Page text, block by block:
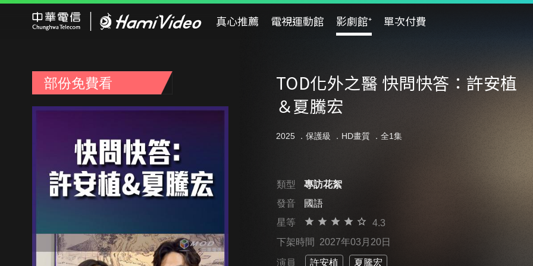
真心推薦 電視運動館 影劇館⁺ 單次付費
部份免費看
TOD化外之醫 快問快答：許安植
＆夏騰宏
2025 ． 保護級 ．HD畫質 ．全1集
類型
專訪花絮
發音
國語
星等
4.3
下架時間 2027年03月20日
演員 許安植 夏騰宏